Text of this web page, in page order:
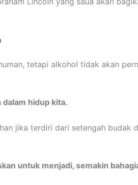
tetapi alkohol tidak akan
dalam hidup kita.
jika terdiri dari setengah budak
untuk menjadi, semakin